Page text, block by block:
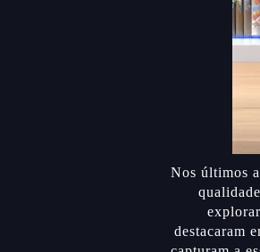
Nos últimos
destacaram